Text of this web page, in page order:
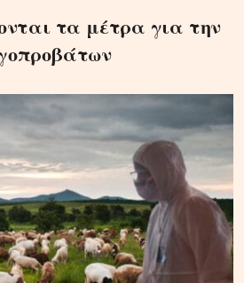
τα μέτρα για την